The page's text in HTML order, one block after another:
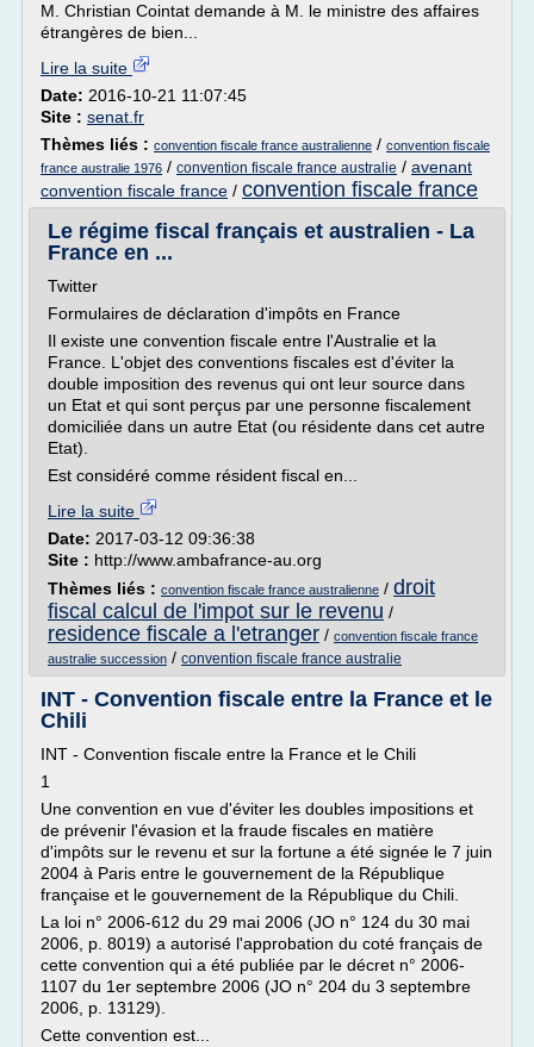
M. Christian Cointat demande à M. le ministre des affaires
étrangères de bien...
Lire la suite
Date: 2016-10-21 11:07:45
Site : senat.fr
Thèmes liés : convention fiscale france australienne / convention fiscale
france australie 1976 / convention fiscale france australie / avenant
convention fiscale france / convention fiscale france
Le régime fiscal français et australien - La
France en ...
Twitter
Formulaires de déclaration d'impôts en France
Il existe une convention fiscale entre l'Australie et la
France. L'objet des conventions fiscales est d'éviter la
double imposition des revenus qui ont leur source dans
un Etat et qui sont perçus par une personne fiscalement
domiciliée dans un autre Etat (ou résidente dans cet autre
Etat).
Est considéré comme résident fiscal en...
Lire la suite
Date: 2017-03-12 09:36:38
Site : http://www.ambafrance-au.org
Thèmes liés : convention fiscale france australienne / droit
fiscal calcul de l'impot sur le revenu /
residence fiscale a l'etranger / convention fiscale france
australie succession / convention fiscale france australie
INT - Convention fiscale entre la France et le
Chili
INT - Convention fiscale entre la France et le Chili
1
Une convention en vue d'éviter les doubles impositions et
de prévenir l'évasion et la fraude fiscales en matière
d'impôts sur le revenu et sur la fortune a été signée le 7 juin
2004 à Paris entre le gouvernement de la République
française et le gouvernement de la République du Chili.
La loi n° 2006-612 du 29 mai 2006 (JO n° 124 du 30 mai
2006, p. 8019) a autorisé l'approbation du coté français de
cette convention qui a été publiée par le décret n° 2006-
1107 du 1er septembre 2006 (JO n° 204 du 3 septembre
2006, p. 13129).
Cette convention est...